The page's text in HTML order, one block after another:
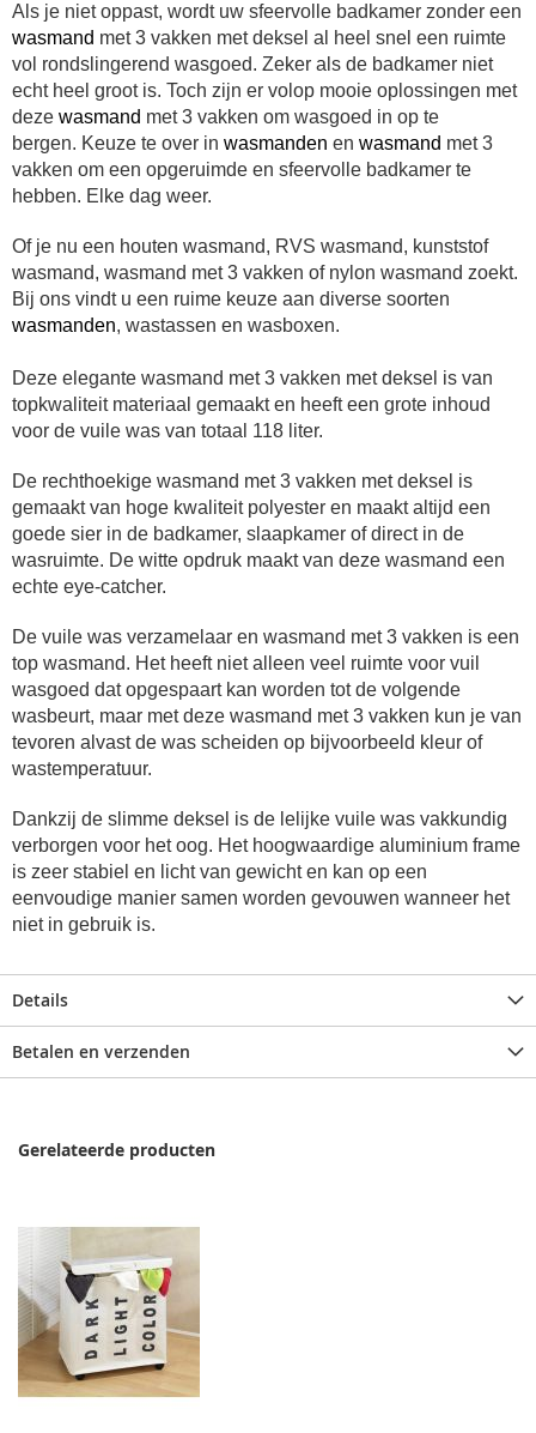
Als je niet oppast, wordt uw sfeervolle badkamer zonder een
wasmand met 3 vakken met deksel al heel snel een ruimte
vol rondslingerend wasgoed. Zeker als de badkamer niet
echt heel groot is. Toch zijn er volop mooie oplossingen met
deze wasmand met 3 vakken om wasgoed in op te
bergen. Keuze te over in wasmanden en wasmand met 3
vakken om een opgeruimde en sfeervolle badkamer te
hebben. Elke dag weer.
Of je nu een houten wasmand, RVS wasmand, kunststof
wasmand, wasmand met 3 vakken of nylon wasmand zoekt.
Bij ons vindt u een ruime keuze aan diverse soorten
wasmanden, wastassen en wasboxen.
Deze elegante wasmand met 3 vakken met deksel is van
topkwaliteit materiaal gemaakt en heeft een grote inhoud
voor de vuile was van totaal 118 liter.
De rechthoekige wasmand met 3 vakken met deksel is
gemaakt van hoge kwaliteit polyester en maakt altijd een
goede sier in de badkamer, slaapkamer of direct in de
wasruimte. De witte opdruk maakt van deze wasmand een
echte eye-catcher.
De vuile was verzamelaar en wasmand met 3 vakken is een
top wasmand. Het heeft niet alleen veel ruimte voor vuil
wasgoed dat opgespaart kan worden tot de volgende
wasbeurt, maar met deze wasmand met 3 vakken kun je van
tevoren alvast de was scheiden op bijvoorbeeld kleur of
wastemperatuur.
Dankzij de slimme deksel is de lelijke vuile was vakkundig
verborgen voor het oog. Het hoogwaardige aluminium frame
is zeer stabiel en licht van gewicht en kan op een
eenvoudige manier samen worden gevouwen wanneer het
niet in gebruik is.
Details
Betalen en verzenden
Gerelateerde producten